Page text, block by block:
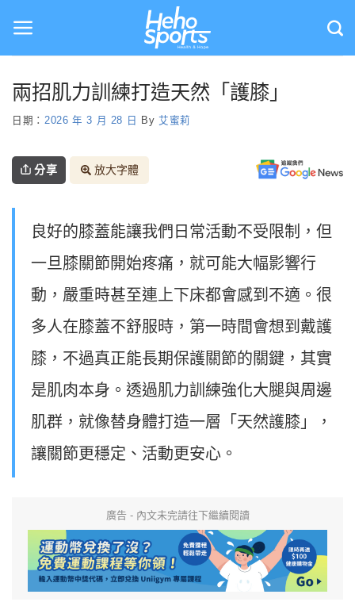
content
兩招肌力訓練打造天然「護膝」
日期： 2026 年 3 月 28 日 By 艾蜜莉
分享 放大字體
良好的膝蓋能讓我們日常活動不受限制，但
一旦膝關節開始疼痛，就可能大幅影響行
動，嚴重時甚至連上下床都會感到不適。很
多人在膝蓋不舒服時，第一時間會想到戴護
膝，不過真正能長期保護關節的關鍵，其實
是肌肉本身。透過肌力訓練強化大腿與周邊
肌群，就像替身體打造一層「天然護膝」，
讓關節更穩定、活動更安心。
廣告 - 內文未完請往下繼續閱讀